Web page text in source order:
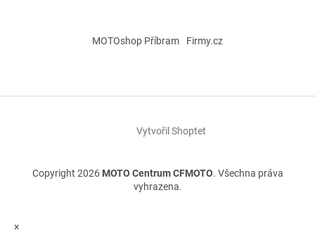
MOTOshop Příbram Firmy.cz
Vytvořil Shoptet
Copyright 2026 MOTO Centrum CFMOTO. Všechna práva
vyhrazena.
×